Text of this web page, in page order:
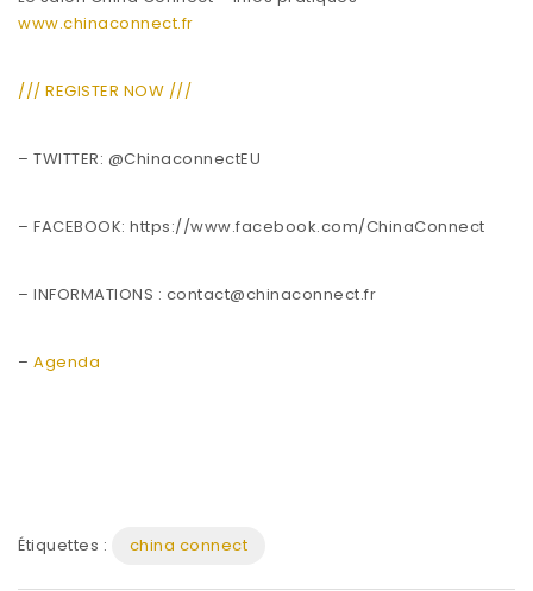
www.chinaconnect.fr
/// REGISTER NOW ///
– TWITTER: @ChinaconnectEU
– FACEBOOK: https://www.facebook.com/ChinaConnect
– INFORMATIONS : contact@chinaconnect.fr
– Agenda
Étiquettes : china connect